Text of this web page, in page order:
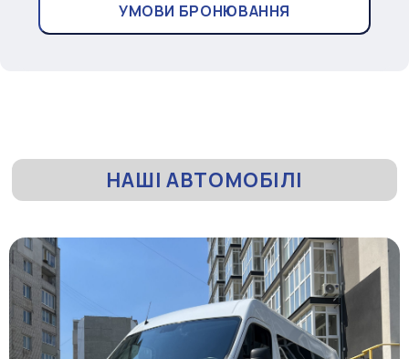
УМОВИ БРОНЮВАННЯ
НАШІ АВТОМОБІЛІ